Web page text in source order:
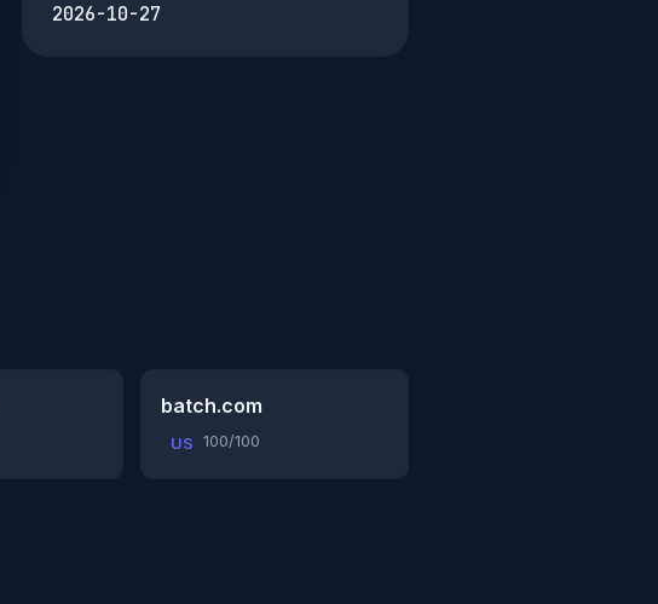
2026-10-27
batch.com
US 100/100